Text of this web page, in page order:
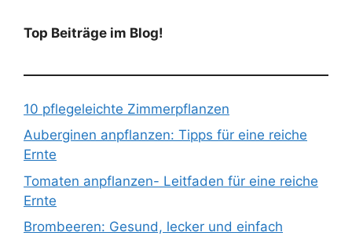
Top Beiträge im Blog!
10 pflegeleichte Zimmerpflanzen
Auberginen anpflanzen: Tipps für eine reiche
Ernte
Tomaten anpflanzen- Leitfaden für eine reiche
Ernte
Brombeeren: Gesund, lecker und einfach